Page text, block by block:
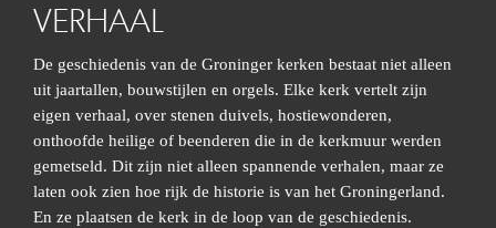
VERHAAL
De geschiedenis van de Groninger kerken bestaat niet alleen
uit jaartallen, bouwstijlen en orgels. Elke kerk vertelt zijn
eigen verhaal, over stenen duivels, hostiewonderen,
onthoofde heilige of beenderen die in de kerkmuur werden
gemetseld. Dit zijn niet alleen spannende verhalen, maar ze
laten ook zien hoe rijk de historie is van het Groningerland.
En ze plaatsen de kerk in de loop van de geschiedenis.